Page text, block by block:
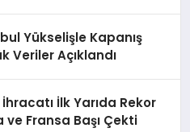
Yükselişle Kapanış
Veriler Açıklandı
İlk Yarıda Rekor
ve Fransa Başı Çekti